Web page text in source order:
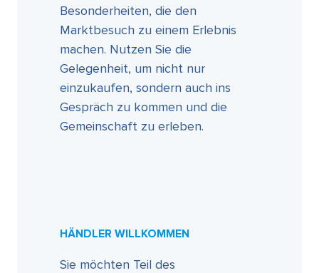
Besonderheiten, die den
Marktbesuch zu einem Erlebnis
machen. Nutzen Sie die
Gelegenheit, um nicht nur
einzukaufen, sondern auch ins
Gespräch zu kommen und die
Gemeinschaft zu erleben.
HÄNDLER WILLKOMMEN
Sie möchten Teil des